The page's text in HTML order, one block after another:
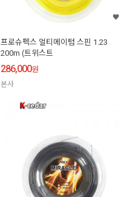
프로슈펙스 얼티메이텀 스핀 1.23
200m (트위스트
286,000원
본사